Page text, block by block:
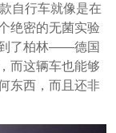
自行车就像是在
绝密的无菌实验
了柏林——德国
而这辆车也能够
东西，而且还非